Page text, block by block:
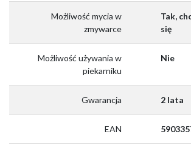
Możliwość mycia w
zmywarce
Tak,
się
Możliwość używania w
piekarniku
Nie
Gwarancja 2 lata
EAN